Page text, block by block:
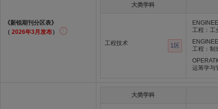
《新锐期刊分区表》
（ 2026年3月发布）
大类学科
工程技术 1区
工程：工
工程：制
运筹学与
大类学科